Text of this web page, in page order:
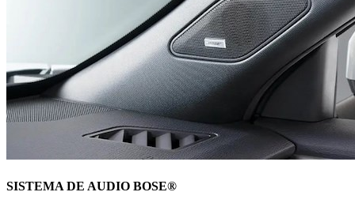
SISTEMA DE AUDIO BOSE®